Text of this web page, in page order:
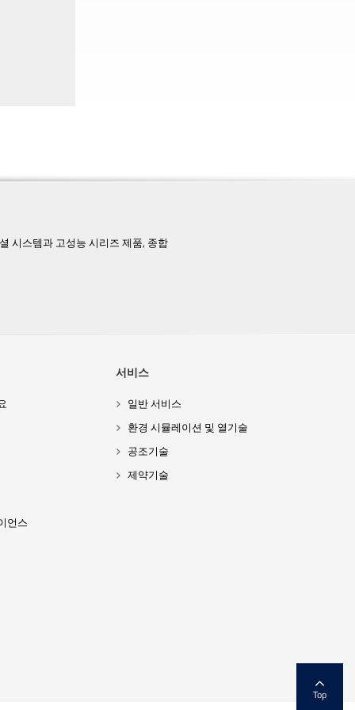
시스템과 고성능 시리즈 제품, 종합
언스
서비스
일반 서비스
환경 시뮬레이션 및 열기술
공조기술
제약기술
Top